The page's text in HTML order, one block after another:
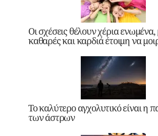
Οι σχέσεις θέλουν χέρια ενωμένα,
καθαρές και καρδιά έτοιμη να
Το καλύτερο αγχολυτικό είναι η
των άστρων